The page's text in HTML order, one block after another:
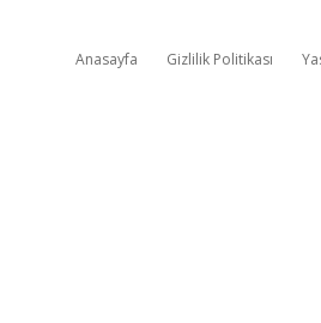
Anasayfa Gizlilik Politikası